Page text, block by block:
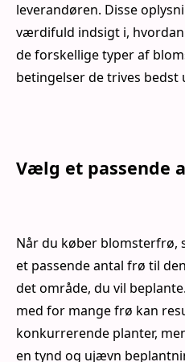
leverandøren. Disse
værdifuld indsigt i,
de forskellige typer af
betingelser de trives bedst
Vælg et passende
Når du køber blomsterfrø,
et passende antal frø til
det område, du vil
med for mange frø kan
konkurrerende planter,
en tynd og ujævn